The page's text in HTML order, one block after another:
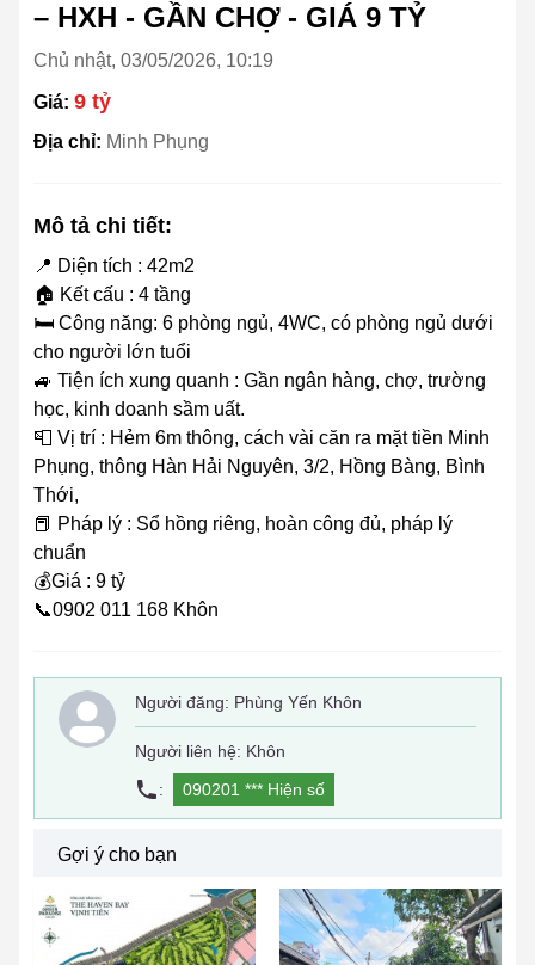
– HXH - GẦN CHỢ - GIÁ 9 TỶ
Chủ nhật, 03/05/2026, 10:19
Giá: 9 tỷ
Địa chỉ: Minh Phụng
Mô tả chi tiết:
📍 Diện tích : 42m2
🏠 Kết cấu : 4 tầng
🛏️ Công năng: 6 phòng ngủ, 4WC, có phòng ngủ dưới
cho người lớn tuổi
🚙 Tiện ích xung quanh : Gần ngân hàng, chợ, trường
học, kinh doanh sầm uất.
📮 Vị trí : Hẻm 6m thông, cách vài căn ra mặt tiền Minh
Phụng, thông Hàn Hải Nguyên, 3/2, Hồng Bàng, Bình
Thới,
📕 Pháp lý : Sổ hồng riêng, hoàn công đủ, pháp lý
chuẩn
💰Giá : 9 tỷ
📞0902 011 168 Khôn
Người đăng: Phùng Yến Khôn
Người liên hệ: Khôn
:
090201 *** Hiện số
Gợi ý cho bạn